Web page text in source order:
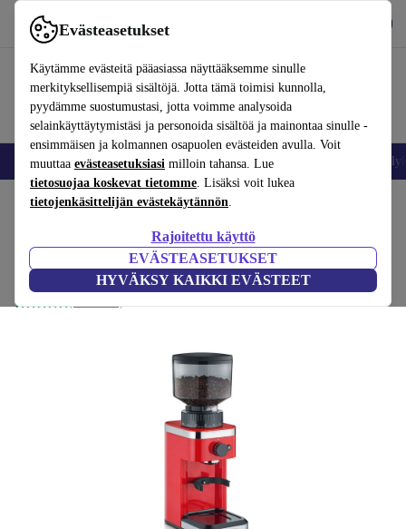
Evästeasetukset
Käytämme evästeitä pääasiassa näyttääksemme sinulle
merkityksellisempiä sisältöjä. Jotta tämä toimisi kunnolla,
pyydämme suostumustasi, jotta voimme analysoida
selainkäyttäytymistäsi ja personoida sisältöä ja mainontaa sinulle -
ensimmäisen ja kolmannen osapuolen evästeiden avulla. Voit
muuttaa evästeasetuksiasi milloin tahansa. Lue
tietosuojaa koskevat tietomme. Lisäksi voit lukea
tietojenkäsittelijän evästekäytännön.
Rajoitettu käyttö
EVÄSTEASETUKSET
HYVÄKSY KAIKKI EVÄSTEET
Käytä refurbed-palvelua nopeasti ja helposti
Matkapuhelimet ja älypuhelimet Kannettavat tietokoneet
Koti Tuotteet Keittiö Juomat Kahvi
GRAEF CM503 -kahvimylly
punainen